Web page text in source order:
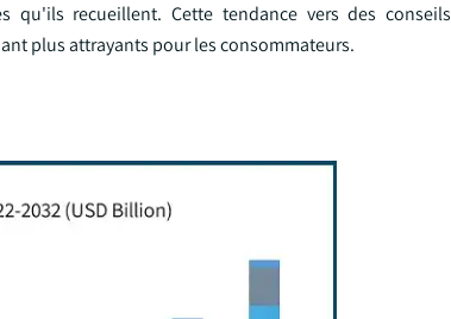
qu'ils recueillent. Cette tendance vers des conseils
plus attrayants pour les consommateurs.